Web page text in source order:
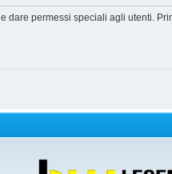
dare permessi speciali agli utenti.